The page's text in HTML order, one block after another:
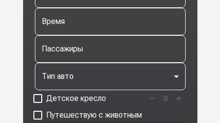
Время
Пассажиры
Тип авто
Детское кресло 0
Путешествую с животным